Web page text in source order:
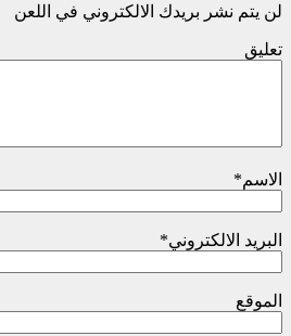
لن يتم نشر بريدك الالكتروني في اللعن
تعليق
الاسم*
البريد الالكتروني*
الموقع